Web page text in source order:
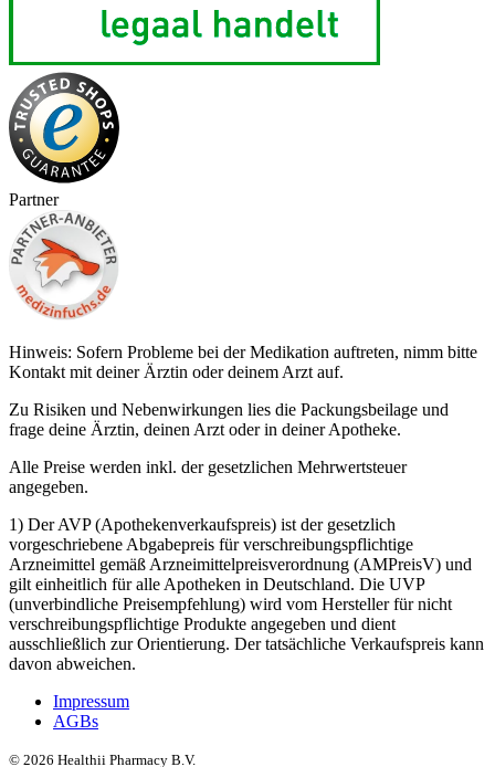
Partner
Hinweis: Sofern Probleme bei der Medikation auftreten, nimm bitte
Kontakt mit deiner Ärztin oder deinem Arzt auf.
Zu Risiken und Nebenwirkungen lies die Packungsbeilage und
frage deine Ärztin, deinen Arzt oder in deiner Apotheke.
Alle Preise werden inkl. der gesetzlichen Mehrwertsteuer
angegeben.
1) Der AVP (Apothekenverkaufspreis) ist der gesetzlich
vorgeschriebene Abgabepreis für verschreibungspflichtige
Arzneimittel gemäß Arzneimittelpreisverordnung (AMPreisV) und
gilt einheitlich für alle Apotheken in Deutschland. Die UVP
(unverbindliche Preisempfehlung) wird vom Hersteller für nicht
verschreibungspflichtige Produkte angegeben und dient
ausschließlich zur Orientierung. Der tatsächliche Verkaufspreis kann
davon abweichen.
Impressum
AGBs
© 2026 Healthii Pharmacy B.V.